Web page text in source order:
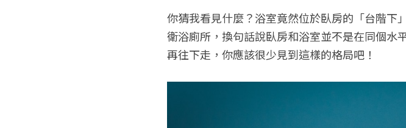
你猜我看見什麼？浴室竟然位於臥房的「台階下
衛浴廁所，換句話說臥房和浴室並不是在同個水
再往下走，你應該很少見到這樣的格局吧！